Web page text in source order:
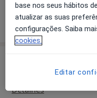
Primeira consulta
Detalhes
base nos seus hábitos
atualizar as suas
configurações. Saiba
cookies.
Editar